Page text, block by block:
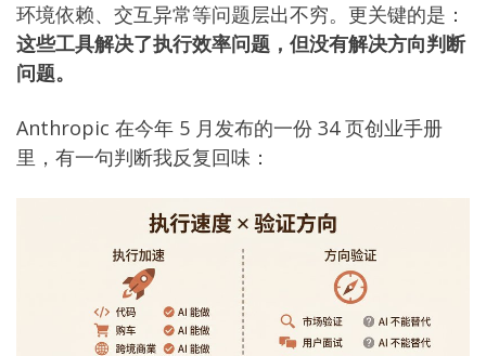
环境依赖、交互异常等问题层出不穷。更关键的是：
这些工具解决了执行效率问题，但没有解决方向判断
问题。
Anthropic 在今年 5 月发布的一份 34 页创业手册
里，有一句判断我反复回味：